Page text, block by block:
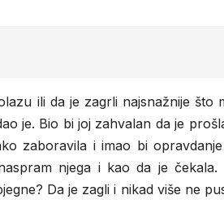
ili da je zagrli najsnažnije što
je. Bio bi joj zahvalan da je
zaboravila i imao bi
njega i kao da je
Da je zagli i nikad više ne